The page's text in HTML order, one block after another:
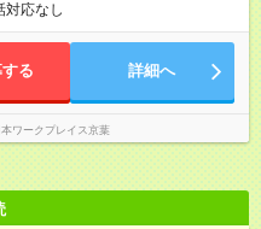
対応なし
る 詳細へ
ワークプレイス京葉